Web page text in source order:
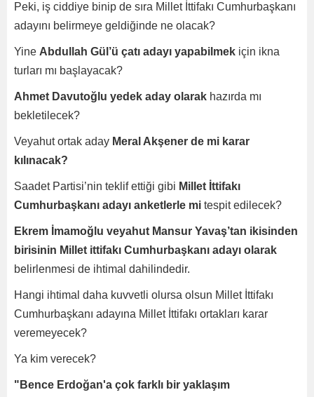
Peki, iş ciddiye binip de sıra Millet İttifakı Cumhurbaşkanı
adayını belirmeye geldiğinde ne olacak?
Yine Abdullah Gül’ü çatı adayı yapabilmek için ikna
turları mı başlayacak?
Ahmet Davutoğlu yedek aday olarak hazırda mı
bekletilecek?
Veyahut ortak aday Meral Akşener de mi karar
kılınacak?
Saadet Partisi’nin teklif ettiği gibi Millet İttifakı
Cumhurbaşkanı adayı anketlerle mi tespit edilecek?
Ekrem İmamoğlu veyahut Mansur Yavaş’tan ikisinden
birisinin Millet ittifakı Cumhurbaşkanı adayı olarak
belirlenmesi de ihtimal dahilindedir.
Hangi ihtimal daha kuvvetli olursa olsun Millet İttifakı
Cumhurbaşkanı adayına Millet İttifakı ortakları karar
veremeyecek?
Ya kim verecek?
"Bence Erdoğan'a çok farklı bir yaklaşım